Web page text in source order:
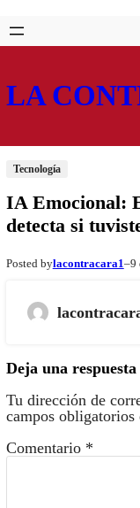
Saltar
al
Skip
to
LA
Tecnología
IA Emocional:
detecta si
Posted bylacontracara1–9
Deja una respuesta
Tu dirección de
campos obligatorios
Comentario *